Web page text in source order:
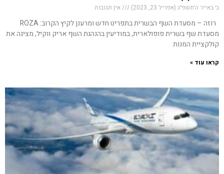
ב׳ באייר ה׳תשפ״ג (אפריל 23, 2023) אין תגובות
רוזה – מסעדת השף הבשרית בתפריט חדש ומרענן לקיץ הקרוב: ROZA
מסעדת שף בשרית פופולארית, במודיעין בהנהגת השף אריק ווקיל, מציגה את
קולקציית המנות
קראו עוד »